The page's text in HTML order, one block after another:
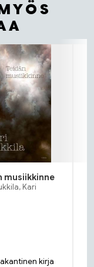
musiikkinne
Kari
kirja